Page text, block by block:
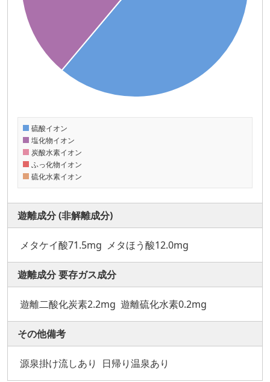
硫酸イオン
塩化物イオン
炭酸水素イオン
ふっ化物イオン
硫化水素イオン
遊離成分 (非解離成分)
メタケイ酸71.5mg メタほう酸12.0mg
遊離成分 要存ガス成分
遊離二酸化炭素2.2mg 遊離硫化水素0.2mg
その他備考
源泉掛け流しあり
日帰り温泉あり